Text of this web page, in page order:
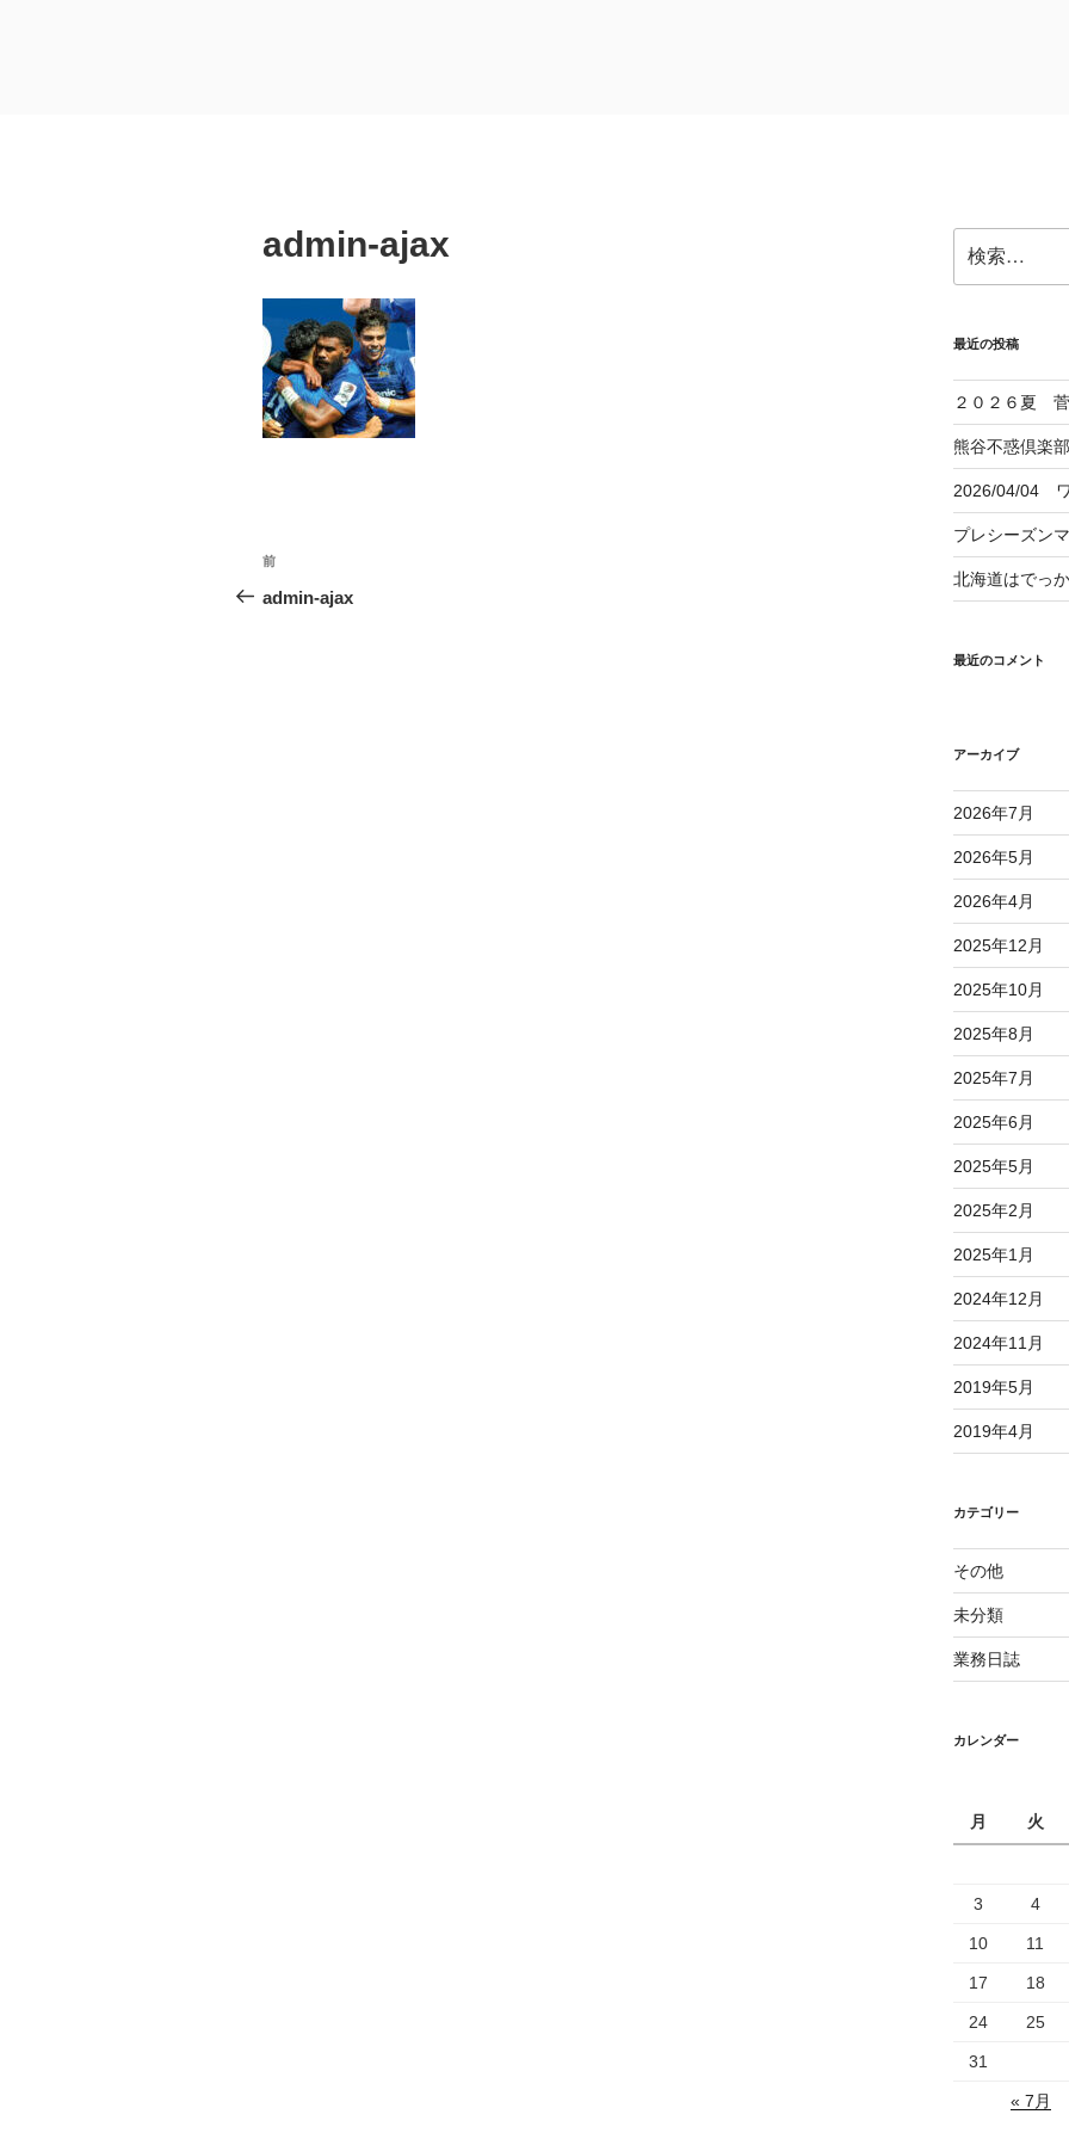
admin-ajax
投
稿
前
の
前
admin-ajax
索:
最近の投稿
２０２６夏
熊谷不惑倶楽
2026/04/04 ワ
プレシーズン
北海道はでっ
最近のコメント
アーカイブ
2026年7月
2026年5月
2026年4月
2025年12月
2025年10月
2025年8月
2025年7月
2025年6月
2025年5月
2025年2月
2025年1月
2024年12月
2024年11月
2019年5月
2019年4月
カテゴリー
その他
未分類
業務日誌
カレンダー
月
火
3 4
10 11
17 18
24 25
31
« 7月